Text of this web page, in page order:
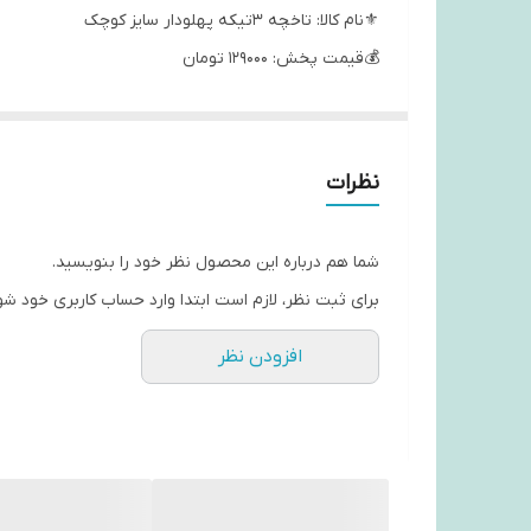
⚜نام کالا: تاخچه ۳تیکه پهلودار سایز کوچک
💰قیمت پخش: 129000 تومان
✅نوع جنس : پی وی سی ضد آب
نظرات
شما هم درباره این محصول نظر خود را بنویسید.
برای ثبت نظر، لازم است ابتدا وارد حساب کاربری خود
افزودن نظر